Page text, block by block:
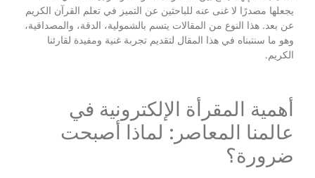
يجعلها مصدرًا لا غنى عنه للباحثين عن التميز في تعلم القرآن الكريم
عن بعد. هذا النوع من المقالات يتسم بالشمولية، الدقة، والمصداقية،
وهو ما سنتبناه في هذا المقال لتقديم تجربة غنية ومفيدة لقارئنا
الكريم.
أهمية المقرأة الإلكترونية في
عالمنا المعاصر: لماذا أصبحت
ضرورة؟